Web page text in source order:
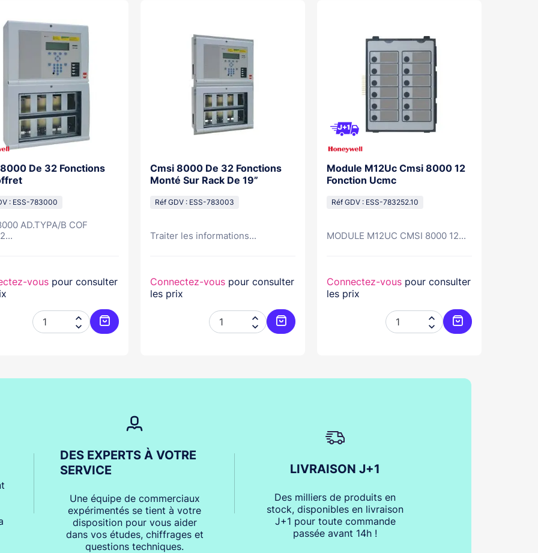
De 32 Fonctions
: ESS-783000
AD.TYPA/B COF
vous pour consulter


Ajouter au panier
Cmsi 8000 De 32 Fonctions
Monté Sur Rack De 19”
Réf GDV : ESS-783003
Traiter les informations...
Connectez-vous pour consulter
les prix


Ajouter au panier
Module M12Uc Cmsi 8000 12
Fonction Ucmc
Réf GDV : ESS-783252.10
MODULE M12UC CMSI 8000 12...
Connectez-vous pour consulter
les prix


Ajouter au panier
DES EXPERTS À VOTRE
SERVICE
Une équipe de commerciaux
expérimentés se tient à votre
disposition pour vous aider
dans vos études, chiffrages et
questions techniques.
LIVRAISON J+1
Des milliers de produits en
stock, disponibles en livraison
J+1 pour toute commande
passée avant 14h !